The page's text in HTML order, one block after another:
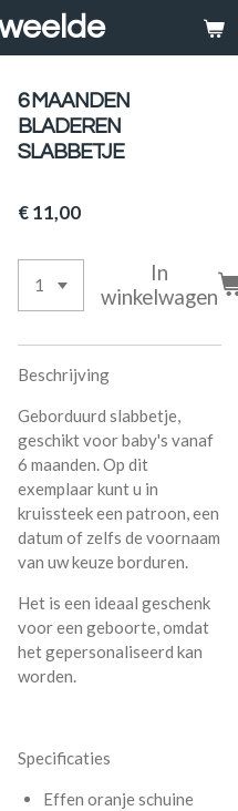
6 MAANDEN
BLADEREN
SLABBETJE
€ 11,00
In
winkelwagen
Beschrijving
Geborduurd slabbetje,
geschikt voor baby's vanaf
6 maanden. Op dit
exemplaar kunt u in
kruissteek een patroon, een
datum of zelfs de voornaam
van uw keuze borduren.
Het is een ideaal geschenk
voor een geboorte, omdat
het gepersonaliseerd kan
worden.
Specificaties
Effen oranje schuine